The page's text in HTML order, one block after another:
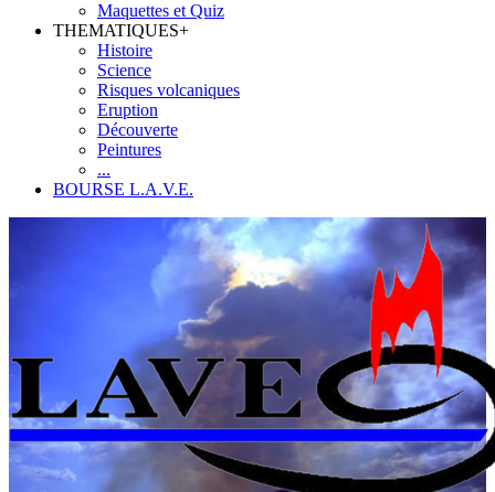
Maquettes et Quiz
THEMATIQUES+
Histoire
Science
Risques volcaniques
Eruption
Découverte
Peintures
...
BOURSE L.A.V.E.